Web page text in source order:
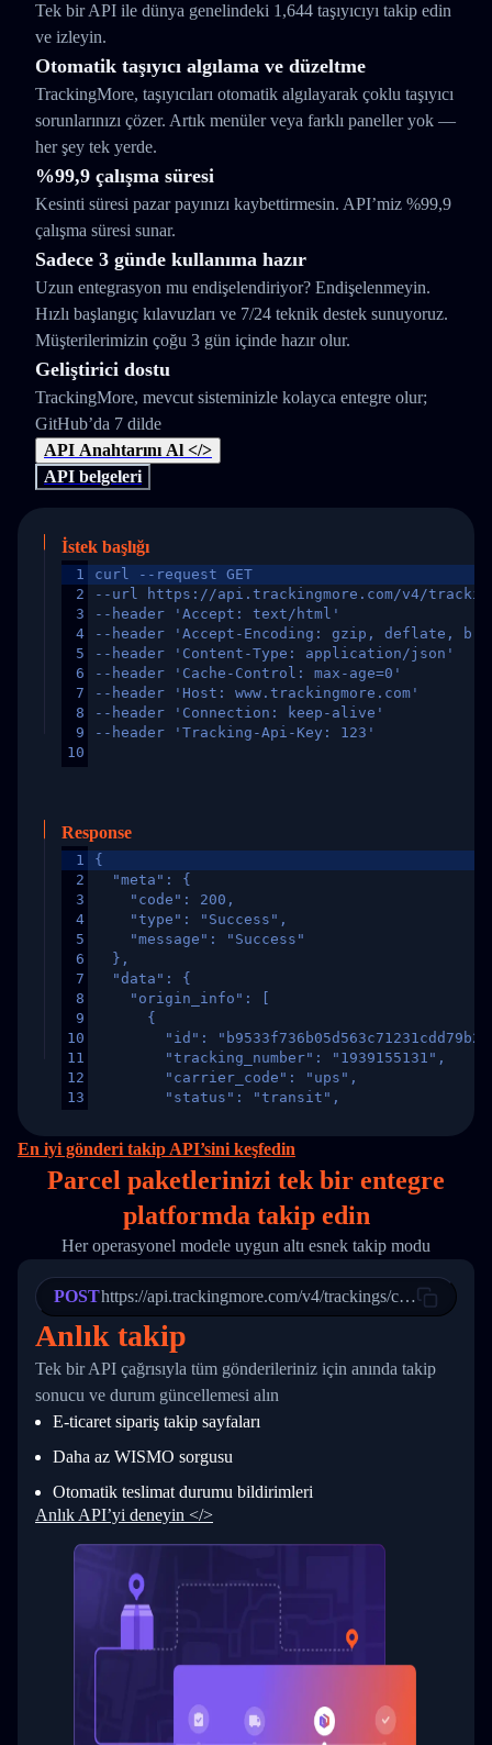
Tek bir API ile dünya genelindeki 1,644 taşıyıcıyı takip edin
ve izleyin.
Otomatik taşıyıcı algılama ve düzeltme
TrackingMore, taşıyıcıları otomatik algılayarak çoklu taşıyıcı
sorunlarınızı çözer. Artık menüler veya farklı paneller yok —
her şey tek yerde.
%99,9 çalışma süresi
Kesinti süresi pazar payınızı kaybettirmesin. API’miz %99,9
çalışma süresi sunar.
Sadece 3 günde kullanıma hazır
Uzun entegrasyon mu endişelendiriyor? Endişelenmeyin.
Hızlı başlangıç kılavuzları ve 7/24 teknik destek sunuyoruz.
Müşterilerimizin çoğu 3 gün içinde hazır olur.
Geliştirici dostu
TrackingMore, mevcut sisteminizle kolayca entegre olur;
GitHub’da 7 dilde
API Anahtarını Al </>
API belgeleri
İstek başlığı
1
2
3
4
5
6
7
8
9
10
curl --request GET
--url https://api.trackingmore.com/v4/trackings/
--header 'Accept: text/html'
--header 'Accept-Encoding: gzip, deflate,
--header 'Content-Type: application/json'
--header 'Cache-Control: max-age=0'
--header 'Host: www.trackingmore.com'
--header 'Connection: keep-alive'
--header 'Tracking-Api-Key: 123'
Response
1
2
3
4
5
6
7
8
9
10
11
12
13
16
17
20
21
22
23
24
25
27
28
29
31
33
34
{
  "meta": {
    "code": 200,
    "type": "Success",
    "message": "Success"
  },
  "data": {
    "origin_info": [
      {
"id":
        "tracking_number": "1939155131",
        "carrier_code": "ups",
        "status": "transit",
        "itemTimeLength": 2,
        "weblink": "",
        "phone": null,
        "trackinfo": [
          {
            "Date": "2017-03-08 04: 22: 00",
"StatusDescription": "Departed
"Details": "Departed Facility
          },
          {
            "Date": "2017-03-06 15:28:00",
"StatusDescription": "Shipment
"Details": "BEIJING-
          }
        ]
      }
  }
}
En iyi gönderi takip API’sini keşfedin
Parcel paketlerinizi tek bir entegre
platformda takip edin
Her operasyonel modele uygun altı esnek takip modu
POSThttps://api.trackingmore.com/v4/trackings/create
Anlık takip
Tek bir API çağrısıyla tüm gönderileriniz için anında takip
sonucu ve durum güncellemesi alın
E-ticaret sipariş takip sayfaları
Daha az WISMO sorgusu
Otomatik teslimat durumu bildirimleri
Anlık API’yi deneyin </>